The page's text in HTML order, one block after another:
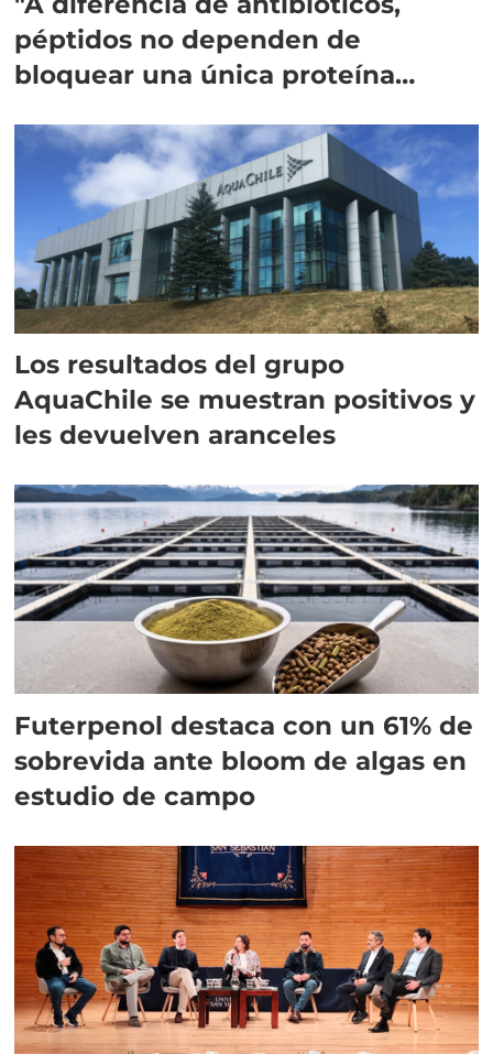
péptidos no dependen de
bloquear una única proteína
Los resultados del grupo
AquaChile se muestran positivos y
les devuelven aranceles
Futerpenol destaca con un 61% de
sobrevida ante bloom de algas en
estudio de campo